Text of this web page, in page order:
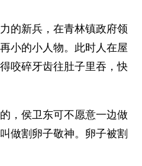
新兵，在青林镇政府领
小的小人物。此时人在屋
咬碎牙齿往肚子里吞，快
侯卫东可不愿意一边做
做割卵子敬神。卵子被割